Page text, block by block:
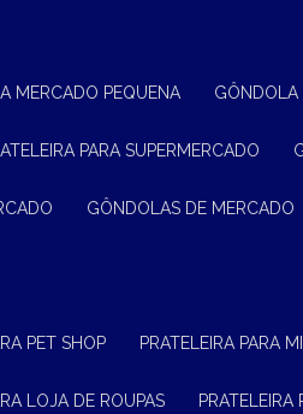
MERCADO PEQUENA
PARA SUPERMERCADO
GÔNDOLAS DE MERCADO
PET SHOP PRATELEIRA PARA
LOJA DE ROUPAS